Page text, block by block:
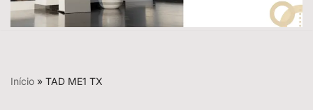
Início » TAD ME1 TX